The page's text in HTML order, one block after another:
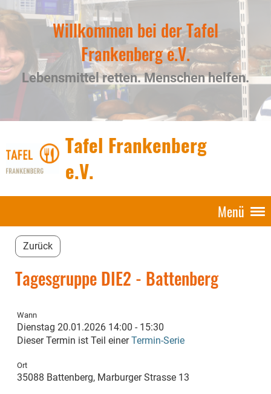
Willkommen bei der Tafel
Frankenberg e.V.
Lebensmittel retten. Menschen helfen.
Tafel Frankenberg
e.V.
Menü
Zurück
Tagesgruppe DIE2 - Battenberg
Wann
Dienstag 20.01.2026 14:00 - 15:30
Dieser Termin ist Teil einerTermin-Serie
Ort
35088 Battenberg, Marburger Strasse 13